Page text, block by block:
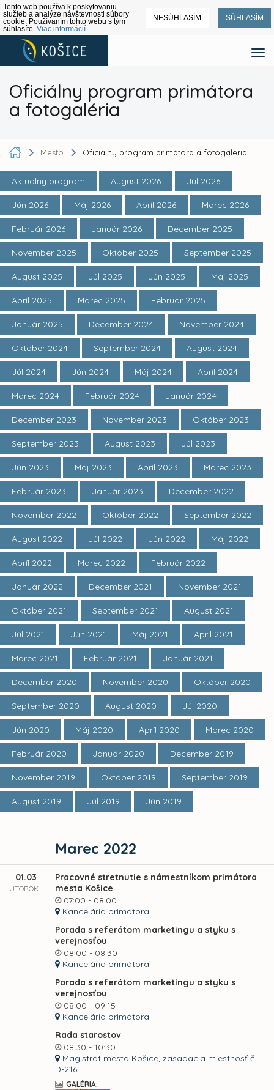
Tento web používa k poskytovaniu
služieb a analýze návštevnosti súbory
cookie. Používaním tohto webu s tým
súhlasíte. Viac informácií
NESÚHLASÍM SÚHLASÍM
Oficiálny program primátora
a fotogaléria
Mesto Oficiálny program primátora a fotogaléria
Aktuálny program August 2026 Júl 2026
Jún 2026 Máj 2026 Apríl 2026 Marec 2026
Február 2026 Január 2026 December 2025
November 2025 Október 2025 September 2025
August 2025 Júl 2025 Jún 2025 Máj 2025
Apríl 2025 Marec 2025 Február 2025
Január 2025 December 2024 November 2024
Október 2024 September 2024 August 2024
Júl 2024 Jún 2024 Máj 2024 Apríl 2024
Marec 2024 Február 2024 Január 2024
December 2023 November 2023 Október 2023
September 2023 August 2023 Júl 2023
Jún 2023 Máj 2023 Apríl 2023 Marec 2023
Február 2023 Január 2023 December 2022
November 2022 Október 2022 September 2022
August 2022 Júl 2022 Jún 2022 Máj 2022
Apríl 2022 Marec 2022 Február 2022
Január 2022 December 2021 November 2021
Október 2021 September 2021 August 2021
Júl 2021 Jún 2021 Máj 2021 Apríl 2021
Marec 2021 Február 2021 Január 2021
December 2020 November 2020 Október 2020
September 2020 August 2020 Júl 2020
Jún 2020 Máj 2020 Apríl 2020 Marec 2020
Február 2020 Január 2020 December 2019
November 2019 Október 2019 September 2019
August 2019 Júl 2019 Jún 2019
Marec 2022
01.03
UTOROK
Pracovné stretnutie s námestníkom primátora
mesta Košice
07:00 - 08:00
Kancelária primátora
Porada s referátom marketingu a styku s
verejnosťou
08:00 - 08:30
Kancelária primátora
Porada s referátom marketingu a styku s
verejnosťou
08:00 - 09:15
Kancelária primátora
Rada starostov
08:30 - 10:30
Magistrát mesta Košice, zasadacia miestnosť č.
D-216
GALÉRIA: